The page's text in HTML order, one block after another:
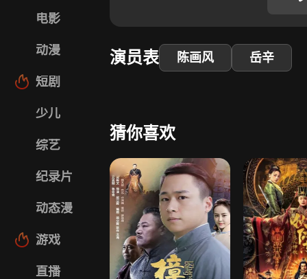
电影
动漫
短剧
少儿
综艺
纪录片
动态漫
游戏
直播
演员表 陈画风 岳辛
猜你喜欢